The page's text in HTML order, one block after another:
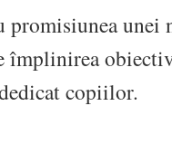
promisiunea
împlinirea
copiilor.